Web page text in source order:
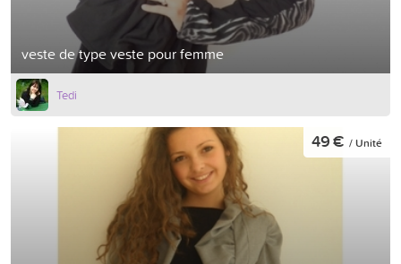
veste de type veste pour femme
Tedi
49 € / Unité